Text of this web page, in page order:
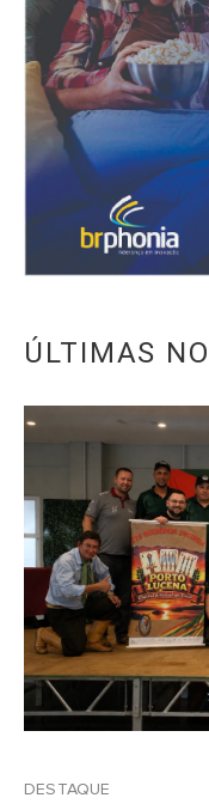
ÚLTIMAS
DESTAQUE